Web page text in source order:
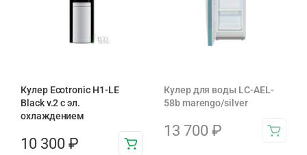
Кулер Ecotronic H1-LE
Black v.2 с эл.
охлаждением
10 300 ₽
Кулер для воды LC-AEL-
58b marengo/silver
13 700 ₽